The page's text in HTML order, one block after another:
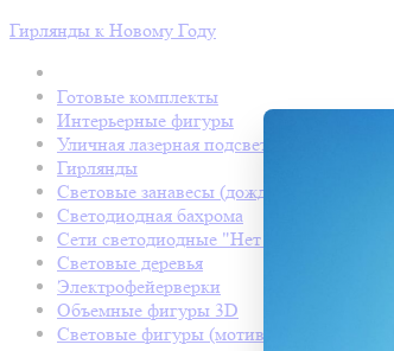
Гирлянды к Новому Году
Готовые комплекты
Интерьерные фигуры
Уличная лазерная подсветка
Гирлянды
Световые занавесы (дождь светодиодный)
Светодиодная бахрома
Сети светодиодные "Нет Лайт"
Световые деревья
Электрофейерверки
Объемные фигуры 3D
Световые фигуры (мотивы)